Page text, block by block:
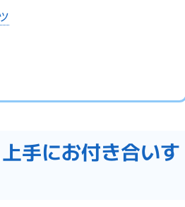
手にお付き合いす